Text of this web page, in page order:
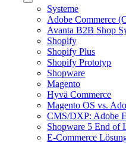
Toggle
Navigation
Systeme
Adobe Commerce
Avanta B2B Shop
Shopify
Shopify Plus
Shopify Prototyp
Shopware
Magento
Hyvä Commerce
Magento OS vs.
CMS/DXP: Adobe
Shopware 5 End of
E-Commerce